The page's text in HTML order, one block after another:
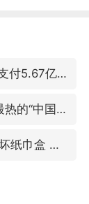
Meta被判支付5.67亿美元
实探山东最热的“中国蔬菜之乡”
1岁宝宝碰坏纸巾盒 宝妈被索赔924元